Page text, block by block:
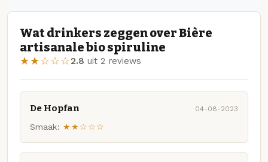
Wat drinkers zeggen over Bière
artisanale bio spiruline
★★☆☆☆2.8 uit 2 reviews
De Hopfan 04-08-2023
Smaak: ★★☆☆☆